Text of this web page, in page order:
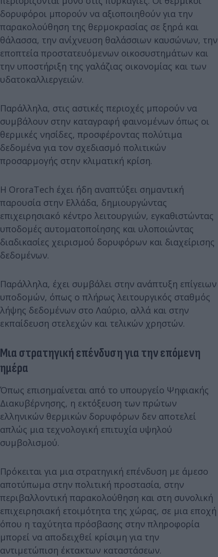
δορυφόροι μπορούν να αξιοποιηθούν για την
παρακολούθηση της θερμοκρασίας σε ξηρά και
θάλασσα, την ανίχνευση θαλάσσιων καυσώνων, την
εποπτεία προστατευόμενων οικοσυστημάτων και
την υποστήριξη της γαλάζιας οικονομίας και των
υδατοκαλλιεργειών.
Παράλληλα, στις αστικές περιοχές μπορούν να
συμβάλουν στην καταγραφή φαινομένων όπως οι
θερμικές νησίδες, προσφέροντας πολύτιμα
δεδομένα για τον σχεδιασμό πολιτικών
προσαρμογής στην κλιματική κρίση.
Η OroraTech έχει ήδη αναπτύξει σημαντική
παρουσία στην Ελλάδα, δημιουργώντας
επιχειρησιακό κέντρο λειτουργιών, εγκαθιστώντας
υποδομές αυτοματοποίησης και υλοποιώντας
διαδικασίες χειρισμού δορυφόρων και διαχείρισης
δεδομένων.
Παράλληλα, έχει συμβάλει στην ανάπτυξη επίγειων
υποδομών, όπως ο πλήρως λειτουργικός σταθμός
λήψης δεδομένων στο Λαύριο, αλλά και στην
εκπαίδευση στελεχών και τελικών χρηστών.
Μια στρατηγική επένδυση για την επόμενη
ημέρα
Όπως επισημαίνεται από το υπουργείο Ψηφιακής
Διακυβέρνησης, η εκτόξευση των πρώτων
ελληνικών θερμικών δορυφόρων δεν αποτελεί
απλώς μια τεχνολογική επιτυχία υψηλού
συμβολισμού.
Πρόκειται για μια στρατηγική επένδυση με άμεσο
αποτύπωμα στην πολιτική προστασία, στην
περιβαλλοντική παρακολούθηση και στη συνολική
επιχειρησιακή ετοιμότητα της χώρας, σε μια εποχή
όπου η ταχύτητα πρόσβασης στην πληροφορία
μπορεί να αποδειχθεί κρίσιμη για την
αντιμετώπιση έκτακτων καταστάσεων.